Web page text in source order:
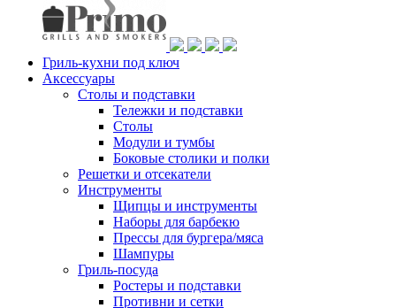
Гриль-кухни под ключ
Аксессуары
Столы и подставки
Тележки и подставки
Столы
Модули и тумбы
Боковые столики и полки
Решетки и отсекатели
Инструменты
Щипцы и инструменты
Наборы для барбекю
Прессы для бургера/мяса
Шампуры
Гриль-посуда
Ростеры и подставки
Противни и сетки